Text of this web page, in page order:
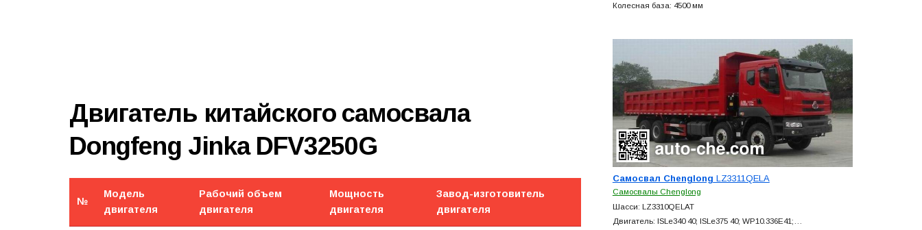
Двигатель китайского самосвала
Dongfeng Jinka DFV3250G
№
Модель
двигателя
Рабочий объем
двигателя
Мощность
двигателя
Завод-изготовитель
двигателя
Колесная база: 4500 мм
Самосвал Chenglong LZ3311QELA
Самосвалы Chenglong
Шасси: LZ3310QELAT
Двигатель: ISLe340 40; ISLe375 40; WP10.336E41;…